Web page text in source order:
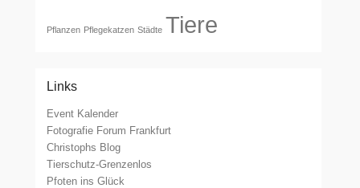
Pflanzen Pflegekatzen Städte Tiere
Links
Event Kalender
Fotografie Forum Frankfurt
Christophs Blog
Tierschutz-Grenzenlos
Pfoten ins Glück